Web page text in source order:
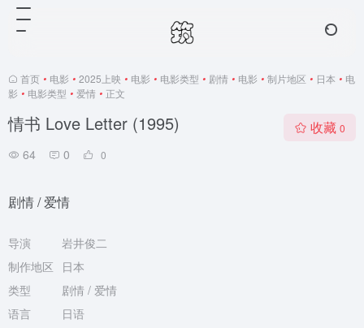
首页 • 电影 • 2025上映 • 电影 • 电影类型 • 剧情 • 电影 • 制片地区 • 日本 • 电
影 • 电影类型 • 爱情 • 正文
情书 Love Letter (1995)
64 0 0
收藏 0
剧情 / 爱情
导演
岩井俊二
制作地区
日本
类型
剧情 / 爱情
语言
日语